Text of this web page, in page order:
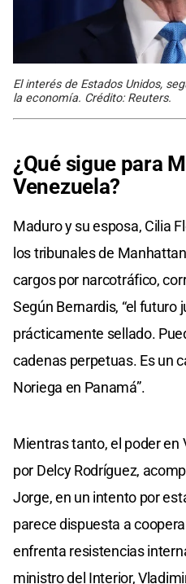
El interés de Estados Unidos,
la economía. Crédito: Reuters.
¿Qué sigue para
Venezuela?
Maduro y su esposa, Cilia
los tribunales de
cargos por narcotráfico,
Según Bernardis, “el futuro
prácticamente sellado.
cadenas perpetuas. Es un
Noriega en Panamá”.
Mientras tanto, el poder en
por Delcy Rodríguez,
Jorge, en un intento por
parece dispuesta a
enfrenta resistencias
ministro del Interior,